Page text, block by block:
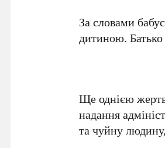
За словами
дитиною. Батько
Ще однією
надання
та чуйну